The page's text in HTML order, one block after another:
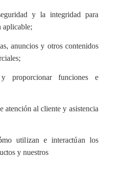
eguridad y la integridad para
aplicable;
as,anuncios y otros contenidos
ciales;
proporcionarfunciones e
atención alcliente y asistencia
mo utilizan e interactúan los
ctos y nuestros